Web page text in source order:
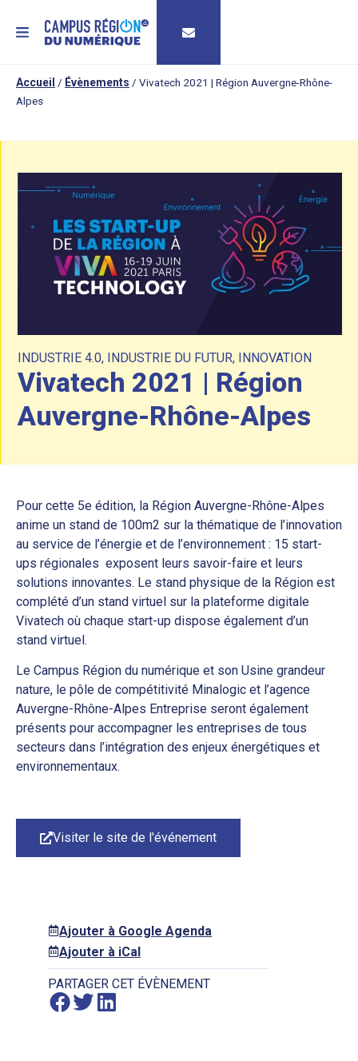
MENU
Accueil / Évènements / Vivatech 2021 | Région Auvergne-Rhône-
Alpes
INDUSTRIE 4.0, INDUSTRIE DU FUTUR, INNOVATION
Vivatech 2021 | Région
Auvergne-Rhône-Alpes
Pour cette 5e édition, la Région Auvergne-Rhône-Alpes
anime un stand de 100m2 sur la thématique de l’innovation
au service de l’énergie et de l’environnement : 15 start-
ups régionales exposent leurs savoir-faire et leurs
solutions innovantes. Le stand physique de la Région est
complété d’un stand virtuel sur la plateforme digitale
Vivatech où chaque start-up dispose également d’un
stand virtuel.
Le Campus Région du numérique et son Usine grandeur
nature, le pôle de compétitivité Minalogic et l’agence
Auvergne-Rhône-Alpes Entreprise seront également
présents pour accompagner les entreprises de tous
secteurs dans l’intégration des enjeux énergétiques et
environnementaux.
Visiter le site de l'événement
Ajouter à Google Agenda
Ajouter à iCal
PARTAGER CET ÉVÈNEMENT